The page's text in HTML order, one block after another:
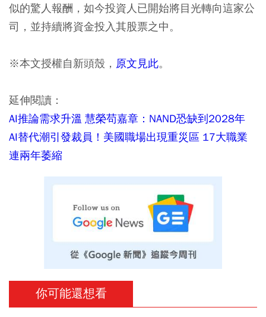
似的驚人報酬，如今投資人已開始將目光轉向這家公
司，並持續將資金投入其股票之中。
※本文授權自新頭殼， 原文見此。
延伸閱讀：
AI推論需求升溫 慧榮苟嘉章：NAND恐缺到2028年
AI替代潮引發裁員！美國職場出現重災區 17大職業
連兩年萎縮
你可能還想看